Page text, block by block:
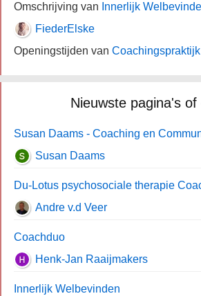
Omschrijving van Innerlijk
FiederElske
Openingstijden van
Nieuwste pagina's of
Susan Daams - Coaching en
Susan Daams
Du-Lotus psychosociale therapie
Andre v.d Veer
Coachduo
Henk-Jan Raaijmakers
Innerlijk Welbevinden